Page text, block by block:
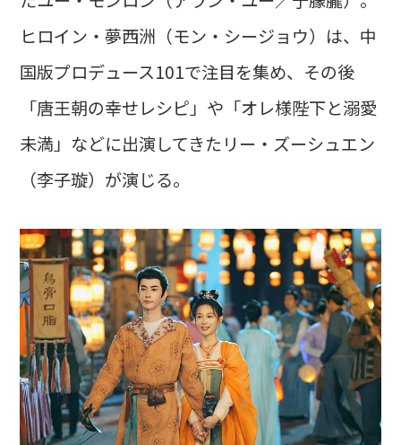
ヒロイン・夢西洲（モン・シージョウ）は、中
国版プロデュース101で注目を集め、その後
「唐王朝の幸せレシピ」や「オレ様陛下と溺愛
未満」などに出演してきたリー・ズーシュエン
（李子璇）が演じる。